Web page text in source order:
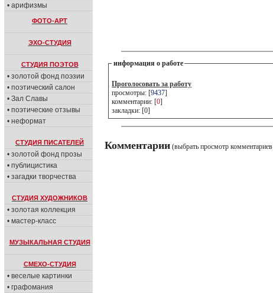
• арифизмы
ФОТО-АРТ
ЭХО-СТУДИЯ
СТУДИЯ ПОЭТОВ
• золотой фонд поэзии
• поэтический салон
• Зал Славы
• поэтические отзывы
• неформат
СТУДИЯ ПИСАТЕЛЕЙ
• золотой фонд прозы
• публицистика
• загадки творчества
СТУДИЯ ХУДОЖНИКОВ
• золотая коллекция
• мастер-класс
МУЗЫКАЛЬНАЯ СТУДИЯ
СМЕХО-СТУДИЯ
• веселые картинки
• графомания
информация о работе
Проголосовать за работу
просмотры: [9437]
комментарии: [0]
закладки: [0]
Комментарии (выбрать просмотр комментариев